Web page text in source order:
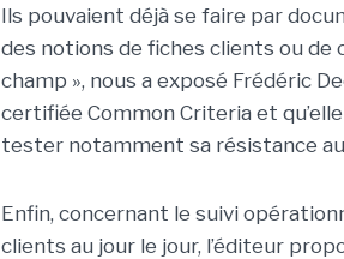
Ils pouvaient déjà se faire par
des notions de fiches clients ou de
champ », nous a exposé Frédéric
certifiée Common Criteria et
tester notamment sa résistance
Enfin, concernant le suivi
clients au jour le jour, l’éditeur